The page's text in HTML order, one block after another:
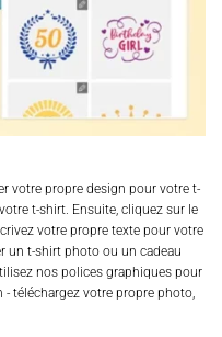
votre propre design pour votre t-
t-shirt. Ensuite, cliquez sur le
votre propre texte pour votre
un t-shirt photo ou un cadeau
nos polices graphiques pour
- téléchargez votre propre photo,